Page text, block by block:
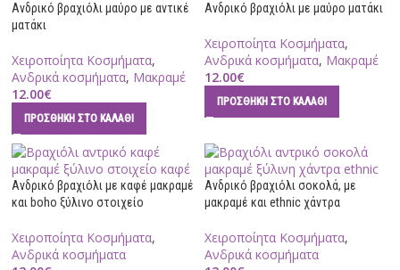
Ανδρικό βραχιόλι μαύρο με αντικέ
ματάκι
Χειροποίητα Κοσμήματα,
Ανδρικά κοσμήματα, Μακραμέ
12.00€
ΠΡΟΣΘΉΚΗ ΣΤΟ ΚΑΛΆΘΙ
Ανδρικό βραχιόλι με μαύρο ματάκι
Χειροποίητα Κοσμήματα,
Ανδρικά κοσμήματα, Μακραμέ
12.00€
ΠΡΟΣΘΉΚΗ ΣΤΟ ΚΑΛΆΘΙ
Ανδρικό βραχιόλι με καφέ μακραμέ
και boho ξύλινο στοιχείο
Χειροποίητα Κοσμήματα,
Ανδρικά κοσμήματα
Ανδρικό βραχιόλι σοκολά, με
μακραμέ και ethnic χάντρα
Χειροποίητα Κοσμήματα,
Ανδρικά κοσμήματα